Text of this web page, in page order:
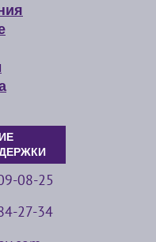
08-25
27-34